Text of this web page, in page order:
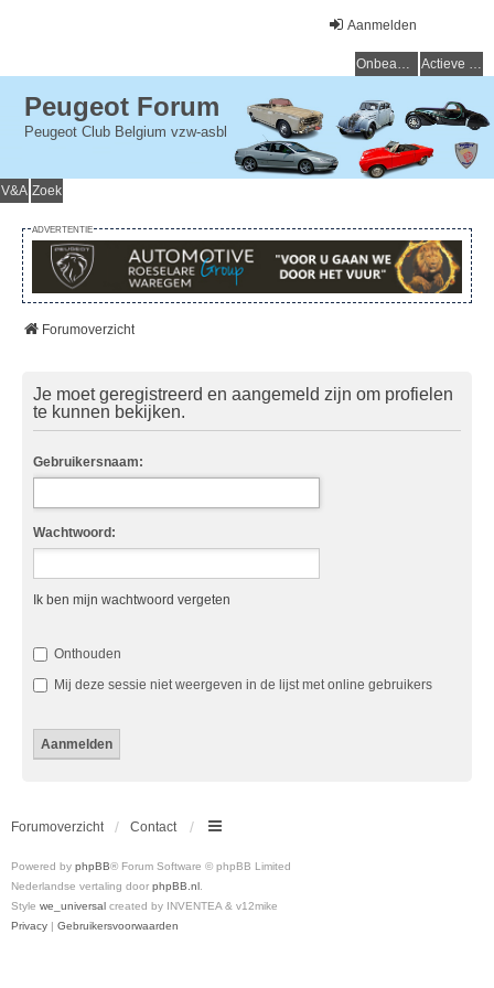
Aanmelden
Onbeantwoorde onderwerpen Actieve onderwerpen
Peugeot Forum
Peugeot Club Belgium vzw-asbl
V&A Zoek
ADVERTENTIE
Forumoverzicht
Je moet geregistreerd en aangemeld zijn om profielen
te kunnen bekijken.
Gebruikersnaam:
Wachtwoord:
Ik ben mijn wachtwoord vergeten
Onthouden
Mij deze sessie niet weergeven in de lijst met online gebruikers
Forumoverzicht Contact
Powered by phpBB® Forum Software © phpBB Limited
Nederlandse vertaling door phpBB.nl.
Style we_universal created by INVENTEA & v12mike
Privacy | Gebruikersvoorwaarden